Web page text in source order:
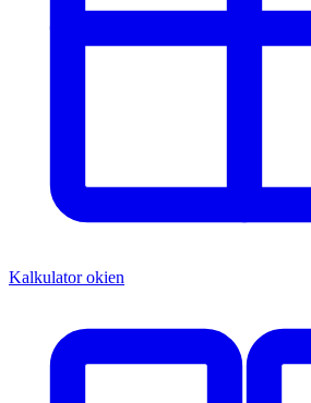
Kalkulator okien